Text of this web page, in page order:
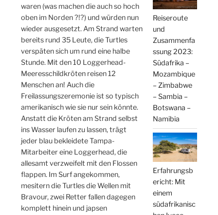
waren (was machen die auch so hoch
oben im Norden ?!?) und würden nun
wieder ausgesetzt. Am Strand warten
bereits rund 35 Leute, die Turtles
verspäten sich um rund eine halbe
Stunde. Mit den 10 Loggerhead-
Meeresschildkröten reisen 12
Menschen an! Auch die
Freilassungszeremonie ist so typisch
amerikanisch wie sie nur sein könnte.
Anstatt die Kröten am Strand selbst
ins Wasser laufen zu lassen, trägt
jeder blau bekleidete Tampa-
Mitarbeiter eine Loggerhead, die
allesamt verzweifelt mit den Flossen
flappen. Im Surf angekommen,
mesitern die Turtles die Wellen mit
Bravour, zwei Retter fallen dagegen
komplett hinein und japsen
Reiseroute
und
Zusammenfa
ssung 2023:
Südafrika –
Mozambique
– Zimbabwe
– Sambia –
Botswana –
Namibia
Erfahrungsb
ericht: Mit
einem
südafrikanisc